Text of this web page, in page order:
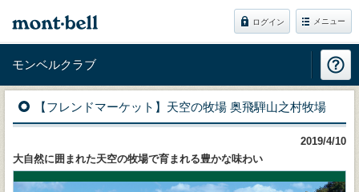
ログイン メニュー
モンベルクラブ
【フレンドマーケット】天空の牧場 奥飛騨山之村牧場
2019/4/10
大自然に囲まれた天空の牧場で育まれる豊かな味わい